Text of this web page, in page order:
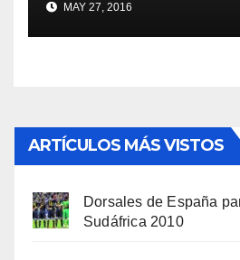
MAY 27, 2016
ARTÍCULOS MÁS VISTOS
Dorsales de España
Sudáfrica 2010